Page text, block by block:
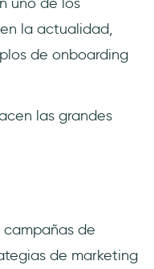
la actualidad,
de onboarding
las grandes
campañas de
de marketing